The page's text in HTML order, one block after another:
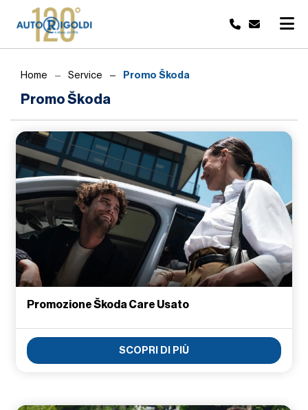
Promo Škoda
Home Service Promo Škoda
Promozione Škoda Care Usato
SCOPRI DI PIÙ